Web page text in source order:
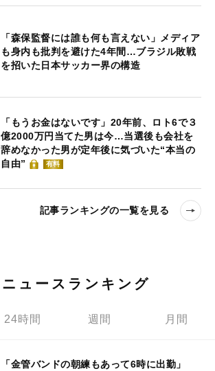
「森保監督には誰も何も言えない」メディア
も身内も批判を避けた4年間…ブラジル敗戦
を招いた日本サッカー界の構造
「もうお金はないです」20年前、ロト6で３
億2000万円当てた男は今…当選後も会社を
辞めなかった男が定年後に気づいた“本当の
自由”
有料
記事ランキングの一覧を見る
ニュースランキング
24時間 週間 月間
「金管バンドの朝練もあって6時に出勤」